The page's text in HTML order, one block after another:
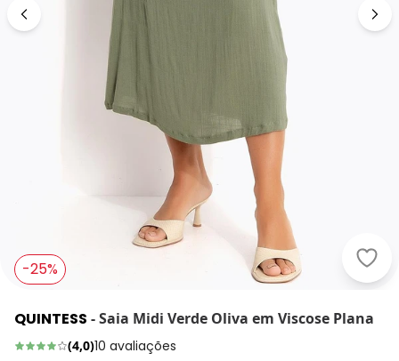
-25%
QUINTESS -Saia Midi Verde Oliva em Viscose Plana
(4,0)10 avaliações